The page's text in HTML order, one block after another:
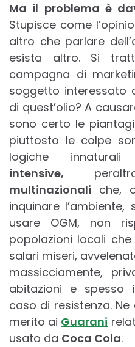
Ma il problema è
Stupisce come
altro che parlare
esista altro. Si
campagna di
soggetto interessato
di quest’olio? A
sono certo le
piuttosto le colpe
logiche
intensive,
multinazionali che,
inquinare
usare OGM, non
popolazioni locali
salari miseri,
massicciamente,
abitazioni e spesso
caso di resistenza.
merito ai Guarani
usato da Coca Cola.